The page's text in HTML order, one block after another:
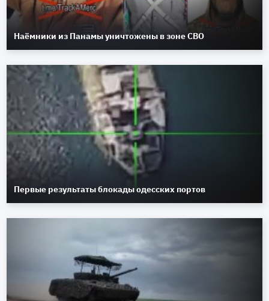
Наёмники из Панамы уничтожены в зоне СВО
Первые результаты блокады одесских портов